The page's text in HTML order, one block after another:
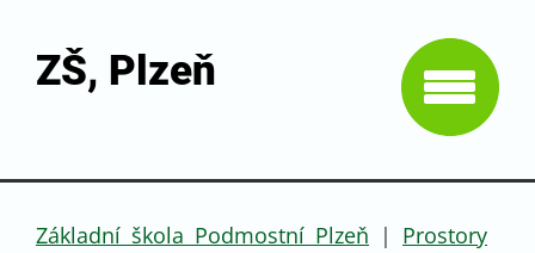
ZŠ, Plzeň
Základní škola Podmostní Plzeň | Prostory